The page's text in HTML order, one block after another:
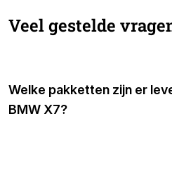
Veel gestelde
Welke pakketten zijn er
BMW X7?